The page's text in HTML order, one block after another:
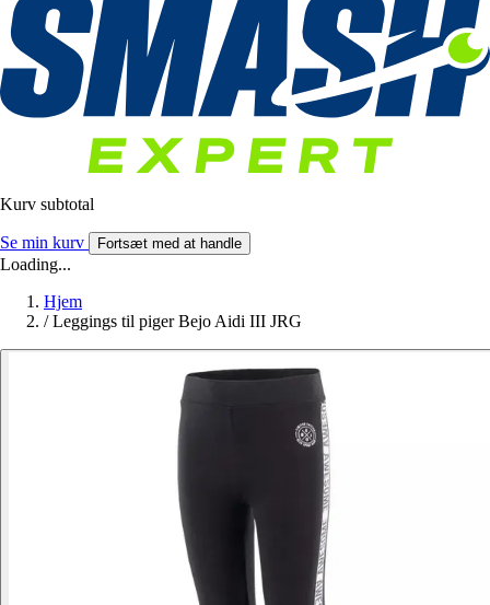
Kurv subtotal
Se min kurv Fortsæt med at handle
Loading...
Hjem
/ Leggings til piger Bejo Aidi III JRG